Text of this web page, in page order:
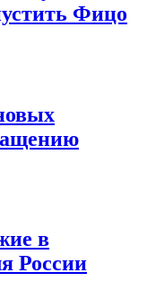
Фицо
в
России